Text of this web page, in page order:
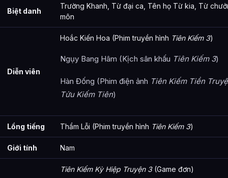
Thông tin về Từ Trường Khanh được tổng hợp từ đâu?
Biệt danh
Trường Khanh, Từ đại ca, Tên họ Từ kia, Từ
môn
Diễn viên
Hoắc Kiến Hoa (Phim truyền hình Tiên Kiếm 3)
Ngụy Bang Hâm (Kịch sân khấu Tiên Kiếm 3)
Hàn Đống (Phim điện ảnh Tiên Kiếm Tiền
Tửu Kiếm Tiên)
Lồng tiếng Thẩm Lỗi (Phim truyền hình Tiên Kiếm 3)
Giới tính Nam
Tiên Kiếm Kỳ Hiệp Truyện 3(Game đơn)